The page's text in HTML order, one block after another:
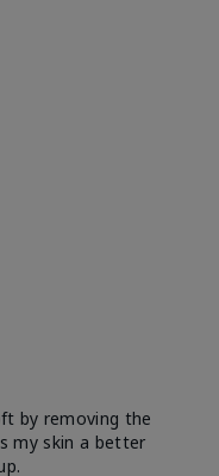
by removing the
my skin a better